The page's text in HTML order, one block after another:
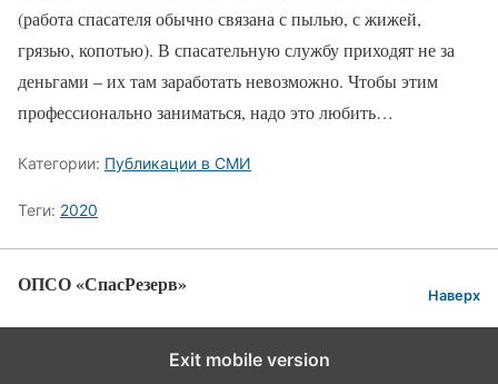
(работа спасателя обычно связана с пылью, с жижей,
грязью, копотью). В спасательную службу приходят не за
деньгами – их там заработать невозможно. Чтобы этим
профессионально заниматься, надо это любить…
Категории: Публикации в СМИ
Теги: 2020
ОПСО «СпасРезерв» Наверх
Exit mobile version